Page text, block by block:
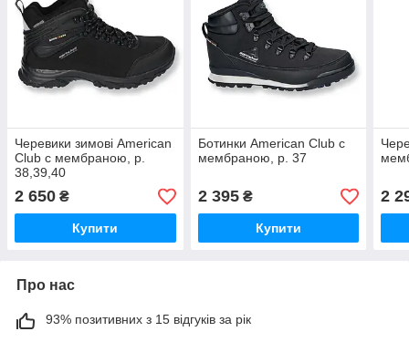
Черевики зимові American
Club с мембраною, р.
38,39,40
2 650 ₴
Купити
Ботинки American Club с
мембраною, р. 37
2 395₴
Купити
2
Про нас
93% позитивних з 15 відгуків за рік